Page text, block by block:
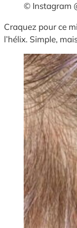
© Instagram
Craquez pour ce
l’hélix. Simple,